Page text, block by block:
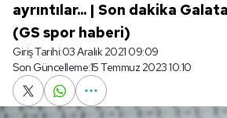
ayrıntılar... | Son dakika
(GS spor haberi)
Giriş Tarihi:03 Aralık 2021 09:09
Son Güncelleme:15 Temmuz 2023 10:10